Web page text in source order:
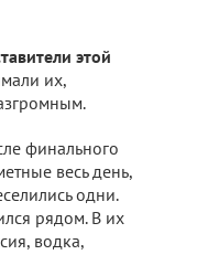
этой
их,
финального
весь день,
одни.
рядом. В их
водка,